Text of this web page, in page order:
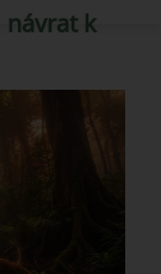
návrat k